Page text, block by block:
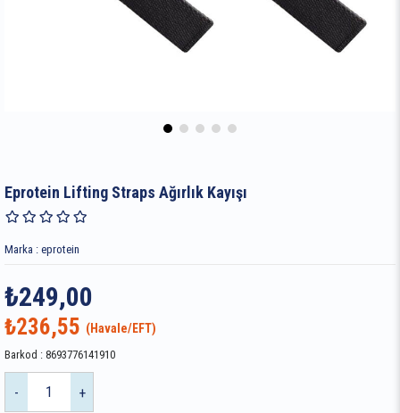
Eprotein Lifting Straps Ağırlık Kayışı
Marka : eprotein
₺249,00
₺236,55
Barkod : 8693776141910
+
-